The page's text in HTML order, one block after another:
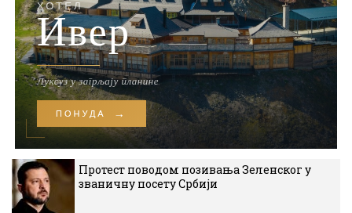
Протест поводом позивања Зеленског у
званичну посету Србији